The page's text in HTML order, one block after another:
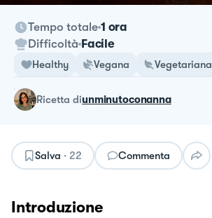
Tempo totale 1 ora
Difficoltà Facile
Healthy Vegana Vegetariana
ricetta diunminutoconanna
Salva · 22 Commenta
Introduzione